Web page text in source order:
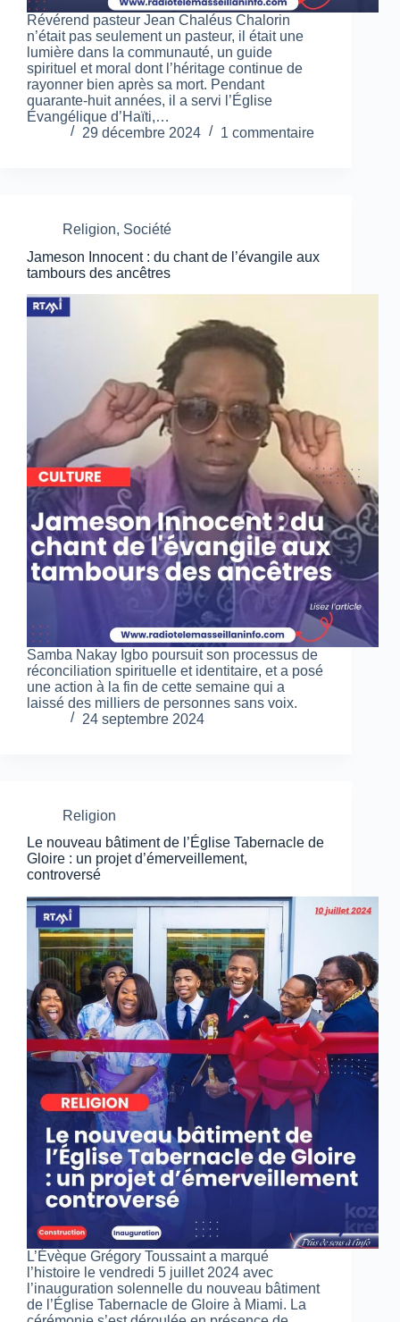
Révérend pasteur Jean Chaléus Chalorin
n’était pas seulement un pasteur, il était une
lumière dans la communauté, un guide
spirituel et moral dont l’héritage continue de
rayonner bien après sa mort. Pendant
quarante-huit années, il a servi l’Église
Évangélique d’Haïti,…
29 décembre 2024
1 commentaire
Religion, Société
Jameson Innocent : du chant de l’évangile aux
tambours des ancêtres
Samba Nakay Igbo poursuit son processus de
réconciliation spirituelle et identitaire, et a posé
une action à la fin de cette semaine qui a
laissé des milliers de personnes sans voix.
24 septembre 2024
Religion
Le nouveau bâtiment de l’Église Tabernacle de
Gloire : un projet d’émerveillement,
controversé
L’Évèque Grégory Toussaint a marqué
l’histoire le vendredi 5 juillet 2024 avec
l’inauguration solennelle du nouveau bâtiment
de l’Église Tabernacle de Gloire à Miami. La